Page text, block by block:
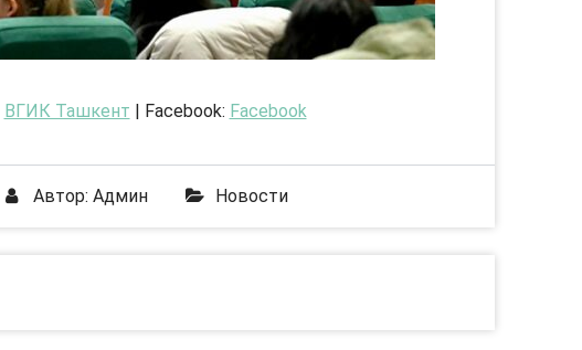
ВГИК Ташкент | Facebook: Facebook
Автор: Админ Новости